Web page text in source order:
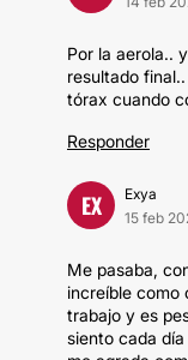
Por la aerola..
resultado
tórax cuando
Responder
EX
Exya
15 feb
Me pasaba,
increíble como
trabajo y es
siento cada